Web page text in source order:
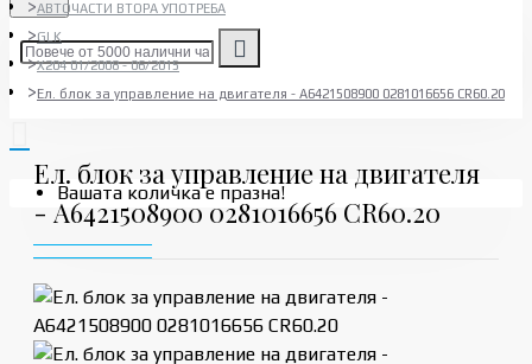
Вашата количка е празна!
АВТОЧАСТИ ВТОРА УПОТРЕБА
GLK
X204 01/2008 - 06/2015
Ел. блок за управление на двигателя - A6421508900 0281016656 CR60.20
Ел. блок за управление на двигателя
- A6421508900 0281016656 CR60.20